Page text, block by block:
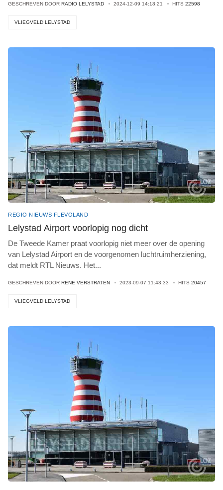
GESCHREVEN DOOR RADIO LELYSTAD 2024-12-09 14:18:21 HITS 22598
VLIEGVELD LELYSTAD
REGIO NIEUWS FLEVOLAND
Lelystad Airport voorlopig nog dicht
De Tweede Kamer praat voorlopig niet meer over de opening
van Lelystad Airport en de voorgenomen luchtruimherziening,
dat meldt RTL Nieuws. Het...
GESCHREVEN DOOR RENE VERSTRATEN 2023-09-07 11:43:33 HITS 20457
VLIEGVELD LELYSTAD